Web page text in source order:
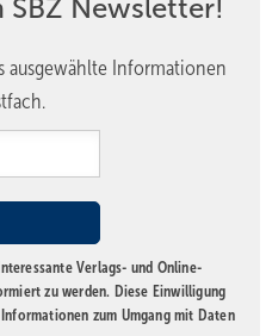
der technischen
Verlängerung
stehende Platz wird durch
in das Fugenbild ein
des neuen WC bereits zu
SBZ Newsletter!
ausgewählte Informationen
Verlags- und Online-
zu werden. Diese Einwilligung
zum Umgang mit Daten